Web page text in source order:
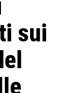
sui